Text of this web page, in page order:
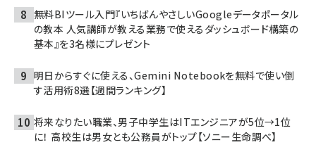
無料BIツール入門『いちばんやさしいGoogleデータポータル
の教本 人気講師が教える業務で使えるダッシュボード構築の
基本』を3名様にプレゼント
明日からすぐに使える、Gemini Notebookを無料で使い倒
す活用術8選【週間ランキング】
将来なりたい職業、男子中学生はITエンジニアが5位→1位
に！ 高校生は男女とも公務員がトップ【ソニー生命調べ】